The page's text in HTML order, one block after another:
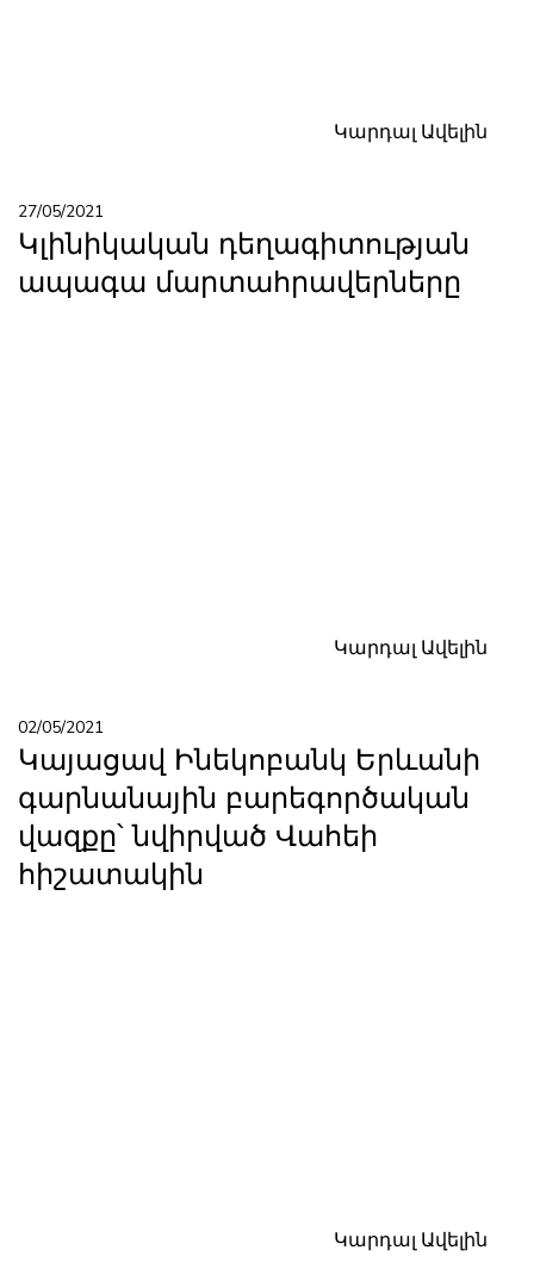
Կարդալ Ավելին
27/05/2021
Կլինիկական դեղագիտության
ապագա մարտահրավերները
Կարդալ Ավելին
02/05/2021
Կայացավ Ինեկոբանկ Երևանի
գարնանային բարեգործական
վազքը՝ նվիրված Վահեի
հիշատակին
Կարդալ Ավելին